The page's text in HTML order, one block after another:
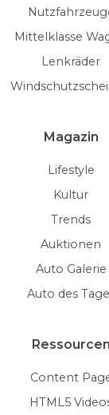
Mittelklasse
Lenkräder
Magazin
Lifestyle
Kultur
Trends
Auktionen
Auto Galerie
Auto des
Ressourcen
Content
HTML5